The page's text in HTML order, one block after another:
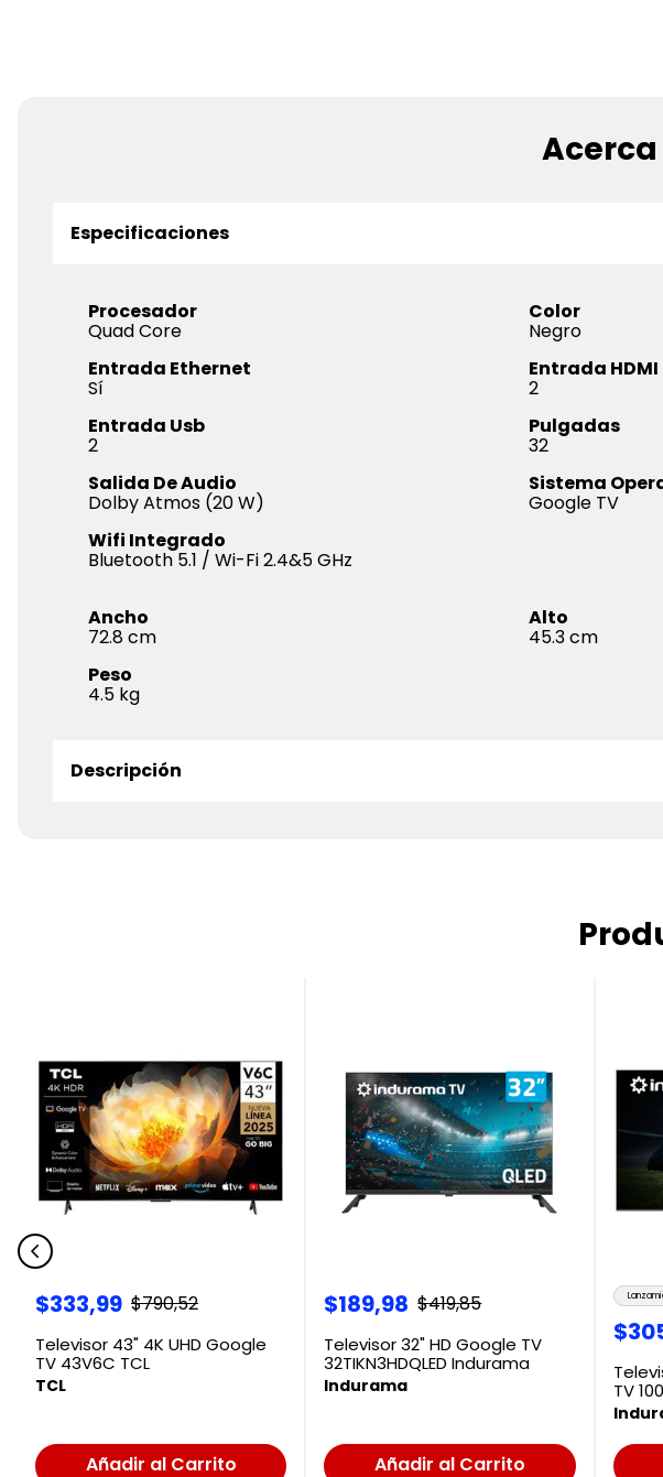
Especificaciones
Procesador
Quad Core
Color
Negro
Entrada Ethernet
Sí
Entrada HDMI
2
Entrada Usb
2
Pulgadas
32
Salida De Audio
Dolby Atmos (20 W)
Sistema
Google TV
Wifi Integrado
Bluetooth 5.1 / Wi-Fi 2.4&5 GHz
Ancho
72.8
Alto
45.3
Peso
4.5
Descripción
$333,99 $790,52
Televisor 43" 4K UHD Google
TV 43V6C TCL
TCL
Añadir al Carrito
$189,98 $419,85
Televisor 32" HD Google TV
32TIKN3HDQLED Indurama
Indurama
Añadir al Carrito
$
TV